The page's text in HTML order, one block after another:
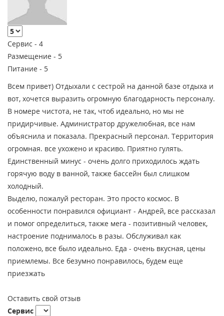
Сервис - 4
Размещение - 5
Питание - 5
Всем привет) Отдыхали с сестрой на данной базе отдыха и
вот, хочется выразить огромную благодарность персоналу.
В номере чистота, не так, чтоб идеально, но мы не
придирчивые. Администратор дружелюбная, все нам
объяснила и показала. Прекрасный персонал. Территория
огромная. все ухожено и красиво. Приятно гулять.
Единственный минус - очень долго приходилось ждать
горячую воду в ванной, также бассейн был слишком
холодный.
Выделю, пожалуй ресторан. Это просто космос. В
особенности понравился официант - Андрей, все рассказал
и помог определиться, также мега - позитивный человек,
настроение поднималось в разы. Обслуживал как
положено, все было идеально. Еда - очень вкусная, цены
приемлемы. Все безумно понравилось, будем еще
приезжать
Оставить свой отзыв
Сервис